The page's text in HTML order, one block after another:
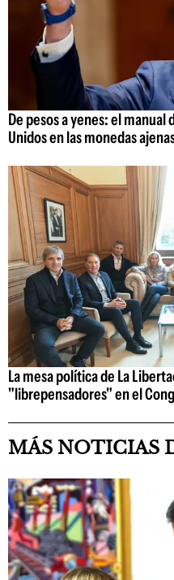
De pesos a yenes: el
Unidos en las monedas
La mesa política de La
"librepensadores" en el
MÁS NOTICIAS